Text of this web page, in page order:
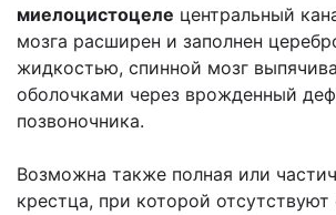
миелоцистоцеле центральный
мозга расширен и заполнен
жидкостью, спинной мозг
оболочками через врожденный
позвоночника.
Возможна также полная или
крестца, при которой